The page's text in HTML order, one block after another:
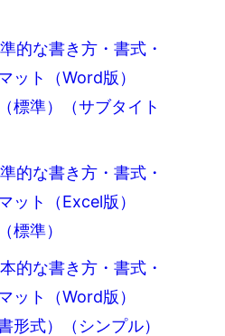
的な書き方・書式・
ット（Word版）
標準）（サブタイト
的な書き方・書式・
ット（Excel版）
標準）
的な書き方・書式・
ット（Word版）
形式）（シンプル）